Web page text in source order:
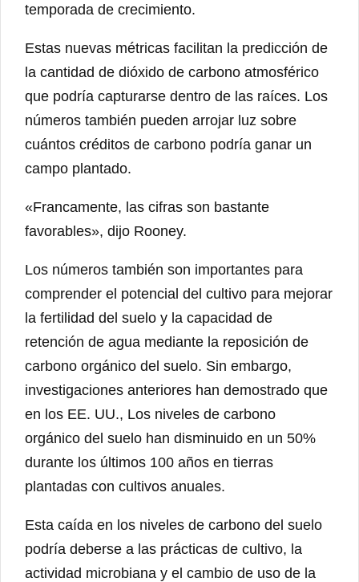
temporada de crecimiento.
Estas nuevas métricas facilitan la predicción de
la cantidad de dióxido de carbono atmosférico
que podría capturarse dentro de las raíces. Los
números también pueden arrojar luz sobre
cuántos créditos de carbono podría ganar un
campo plantado.
«Francamente, las cifras son bastante
favorables», dijo Rooney.
Los números también son importantes para
comprender el potencial del cultivo para mejorar
la fertilidad del suelo y la capacidad de
retención de agua mediante la reposición de
carbono orgánico del suelo. Sin embargo,
investigaciones anteriores han demostrado que
en los EE. UU., Los niveles de carbono
orgánico del suelo han disminuido en un 50%
durante los últimos 100 años en tierras
plantadas con cultivos anuales.
Esta caída en los niveles de carbono del suelo
podría deberse a las prácticas de cultivo, la
actividad microbiana y el cambio de uso de la